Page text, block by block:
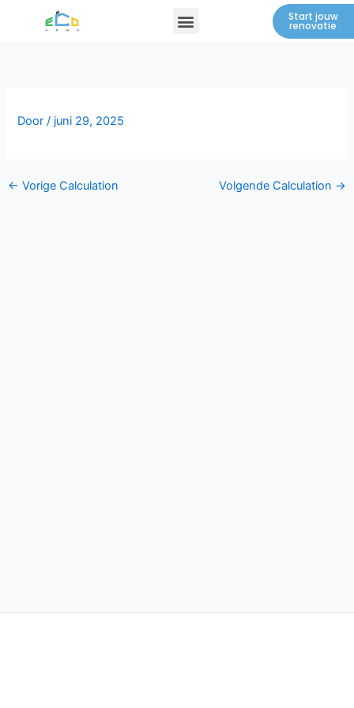
Menu Start jouw
renovatie
Door/ juni 29, 2025
← Vorige Calculation Volgende Calculation →